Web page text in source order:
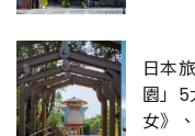
日本
園」5
女》